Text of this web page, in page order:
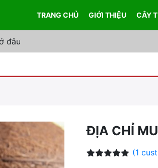
TRANG CHỦ GIỚI THIỆU CÂY
đâu
ĐỊA CHỈ
(1